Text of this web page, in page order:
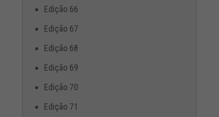
Edição 66
Edição 67
Edição 68
Edição 69
Edição 70
Edição 71